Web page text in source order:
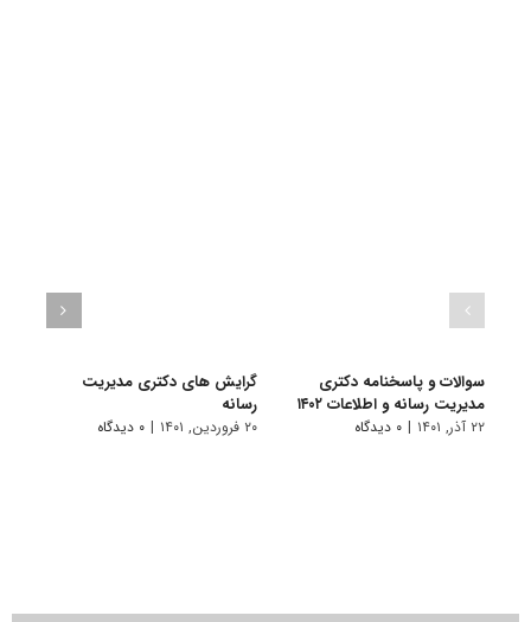
سوالات و پاسخنامه دکتری
مدیریت رسانه و اطلاعات ۱۴۰۲
۲۲ آذر, ۱۴۰۱ | ۰ دیدگاه
گرایش های دکتری ﻣﺪﻳﺮﻳﺖ
رﺳﺎﻧﻪ
۲۰ فروردین, ۱۴۰۱ | ۰ دیدگاه